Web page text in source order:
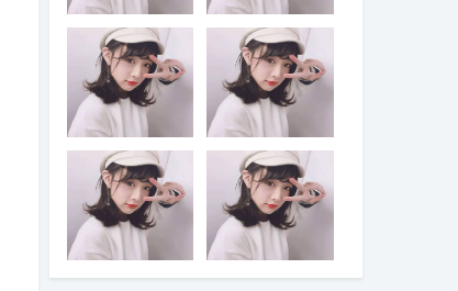
研究的长期稳定
支持，深入实施
“人工智能+”行
动，发展____，
完善人工智能治
理体系。积极推
动前沿技术突破
和未来产业发
展，着力打造
____，持续推动
传统产业改造升
级
有效应对各种外
部冲击和内部困
难，我国经济呈
现____、____的
发展态势。同
时，要高度重视
经济运行中的困
难挑战，坚定信
心，迎难而上，
用好各种机遇和
优势，推动高质
量发展行稳致远
宁主义、毛泽东
思想、邓小平理
论、“三个代表”重
要思想、科学发
展观，全面贯彻
____，深入学习
贯彻____，落实
____，以____为
根本，坚持和加
强党中央集中统
一领导，着眼于
提高党的长期执
政能力、保持党
的先进性和纯洁
就，开辟了百年
大党____新境
界，推动党和国
家事业取得历史
性成就、发生历
史性变革，党和
人民赢得强党强
国的历史主动。
同时，随着世情
国情党情发生深
刻变化，全面从
严治党也面临许
多新情况新问
题。全党必须从
2026年7月30
日，中共中央政
治局召开会议，
决定今年10月在
北京召开中国共
产党第二十届中
央委员会____全
体会议，主要议
程是，中共中央
政治局向中央委
员会报告工作，
研究____若干重
大问题。会议分
析研究当前经济
历史和现实都告
诉我们，____，
是党的性质和宗
旨的体现，是中
国共产党区别于
其他政党的显著
标志，也是党发
展壮大的重要原
因；能否保持党
同人民群众的血
肉联系，决定着
党的事业的成败
要完善党内法规
制定体制机制，
注重党内法规同
国家法律的衔接
和协调，构建以
____为根本、若
干配套党内法规
只有加强____，
才能增强工作的
科学性、领见
性、主动性，才
能使领导和决策
体现时代性、把
握规律性、富于